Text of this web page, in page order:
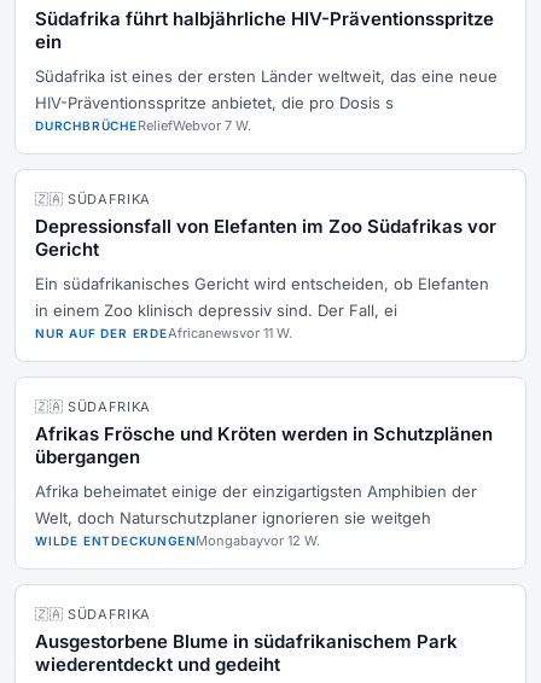
Südafrika führt halbjährliche HIV-Präventionsspritze
ein
Südafrika ist eines der ersten Länder weltweit, das eine neue
HIV-Präventionsspritze anbietet, die pro Dosis s
DURCHBRÜCHEReliefWebvor 7 W.
🇿🇦 SÜDAFRIKA
Depressionsfall von Elefanten im Zoo Südafrikas vor
Gericht
Ein südafrikanisches Gericht wird entscheiden, ob Elefanten
in einem Zoo klinisch depressiv sind. Der Fall, ei
NUR AUF DER ERDEAfricanewsvor 11 W.
🇿🇦 SÜDAFRIKA
Afrikas Frösche und Kröten werden in Schutzplänen
übergangen
Afrika beheimatet einige der einzigartigsten Amphibien der
Welt, doch Naturschutzplaner ignorieren sie weitgeh
WILDE ENTDECKUNGENMongabayvor 12 W.
🇿🇦 SÜDAFRIKA
Ausgestorbene Blume in südafrikanischem Park
wiederentdeckt und gedeiht